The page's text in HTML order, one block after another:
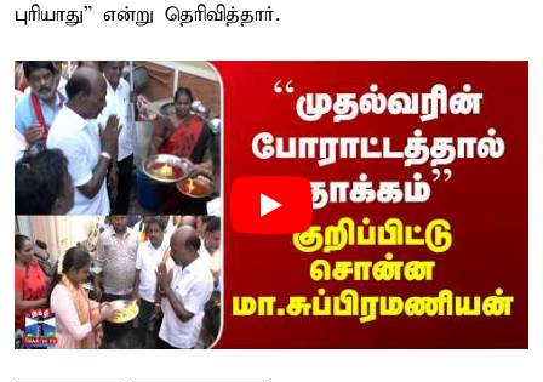
புரியாது” என்று தெரிவித்தார்.